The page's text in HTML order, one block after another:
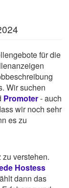
für die
Wir suchen
Promoter- auch
wir noch sehr
es zu
verstehen.
Hostess
dann das